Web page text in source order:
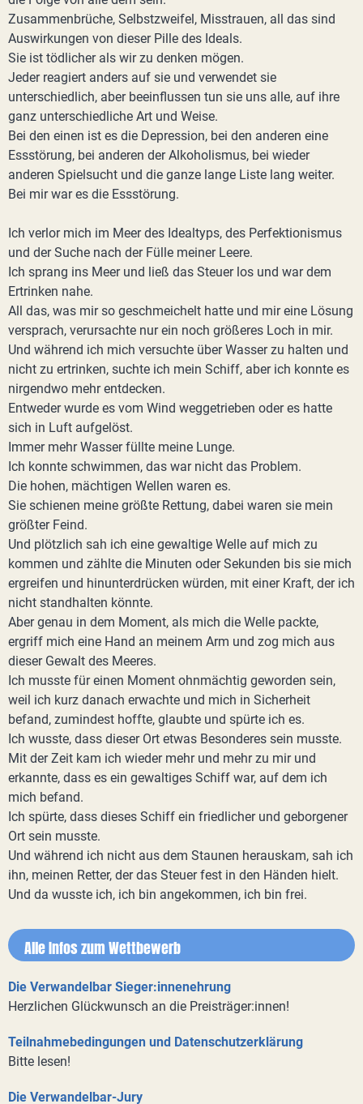
Zusammenbrüche, Selbstzweifel, Misstrauen, all das sind
Auswirkungen von dieser Pille des Ideals.
Sie ist tödlicher als wir zu denken mögen.
Jeder reagiert anders auf sie und verwendet sie
unterschiedlich, aber beeinflussen tun sie uns alle, auf ihre
ganz unterschiedliche Art und Weise.
Bei den einen ist es die Depression, bei den anderen eine
Essstörung, bei anderen der Alkoholismus, bei wieder
anderen Spielsucht und die ganze lange Liste lang weiter.
Bei mir war es die Essstörung.
Ich verlor mich im Meer des Idealtyps, des Perfektionismus
und der Suche nach der Fülle meiner Leere.
Ich sprang ins Meer und ließ das Steuer los und war dem
Ertrinken nahe.
All das, was mir so geschmeichelt hatte und mir eine Lösung
versprach, verursachte nur ein noch größeres Loch in mir.
Und während ich mich versuchte über Wasser zu halten und
nicht zu ertrinken, suchte ich mein Schiff, aber ich konnte es
nirgendwo mehr entdecken.
Entweder wurde es vom Wind weggetrieben oder es hatte
sich in Luft aufgelöst.
Immer mehr Wasser füllte meine Lunge.
Ich konnte schwimmen, das war nicht das Problem.
Die hohen, mächtigen Wellen waren es.
Sie schienen meine größte Rettung, dabei waren sie mein
größter Feind.
Und plötzlich sah ich eine gewaltige Welle auf mich zu
kommen und zählte die Minuten oder Sekunden bis sie mich
ergreifen und hinunterdrücken würden, mit einer Kraft, der ich
nicht standhalten könnte.
Aber genau in dem Moment, als mich die Welle packte,
ergriff mich eine Hand an meinem Arm und zog mich aus
dieser Gewalt des Meeres.
Ich musste für einen Moment ohnmächtig geworden sein,
weil ich kurz danach erwachte und mich in Sicherheit
befand, zumindest hoffte, glaubte und spürte ich es.
Ich wusste, dass dieser Ort etwas Besonderes sein musste.
Mit der Zeit kam ich wieder mehr und mehr zu mir und
erkannte, dass es ein gewaltiges Schiff war, auf dem ich
mich befand.
Ich spürte, dass dieses Schiff ein friedlicher und geborgener
Ort sein musste.
Und während ich nicht aus dem Staunen herauskam, sah ich
ihn, meinen Retter, der das Steuer fest in den Händen hielt.
Und da wusste ich, ich bin angekommen, ich bin frei.
Alle Infos zum Wettbewerb
Die Verwandelbar Sieger:innenehrung
Herzlichen Glückwunsch an die Preisträger:innen!
Teilnahmebedingungen und Datenschutzerklärung
Bitte lesen!
Die Verwandelbar-Jury